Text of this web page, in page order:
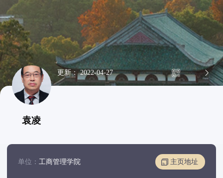
袁凌
更新： 2022-04-27
单位： 工商管理学院 主页地址